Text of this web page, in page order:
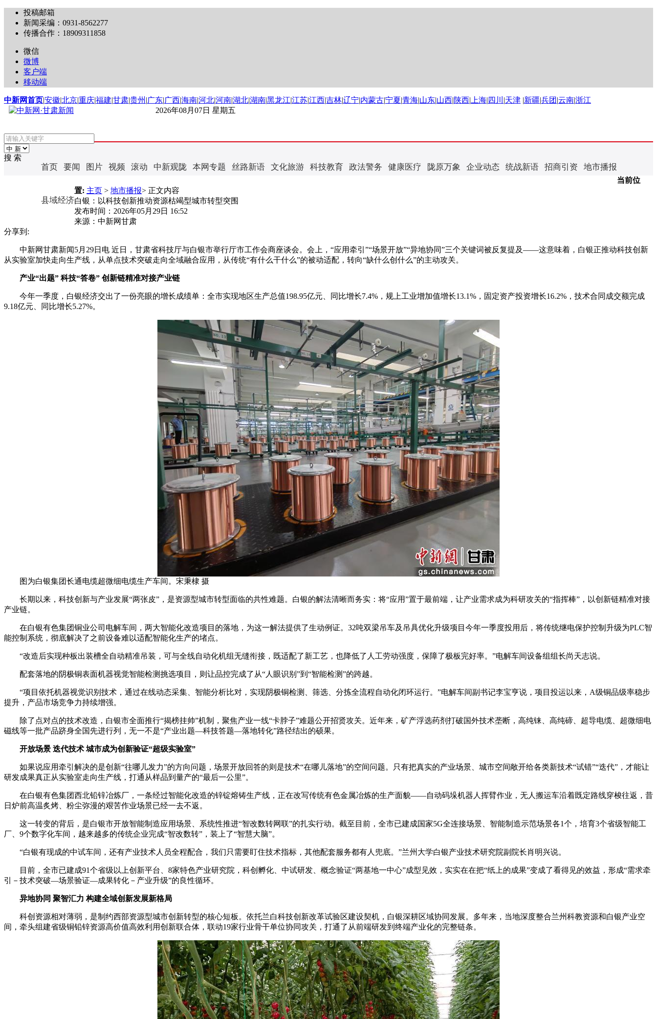
投稿邮箱
新闻采编：0931-8562277
传播合作：18909311858
微信
微博
客户端
移动端
中新网首页|安徽|北京|重庆|福建|甘肃|贵州 |广东|广西|海南|河北|河南|湖北|湖南|黑龙江|江苏|江西|吉林|辽宁|内蒙古|宁夏|青海|山东|山西|陕西| 上海| 四川 |天津 |新疆|兵团 |云南|浙江
2026年08月07日 星期五
搜 索
首页 要闻 图片 视频 滚动 中新观陇 本网专题 丝路新语 文化旅游 科技教育 政法警务 健康医疗 陇原万象 企业动态 统战新语 招商引资 地市播报
县域经济
当前位
置: 主页 > 地市播报> 正文内容
白银：以科技创新推动资源枯竭型城市转型突围
发布时间： 2026年05月29日 16:52
来源： 中新网甘肃
分享到:
中新网甘肃新闻5月29日电 近日，甘肃省科技厅与白银市举行厅市工作会商座谈会。会上，“应用牵引”“场景开放”“异地协同”三个关键词被反复提及——这意味着，白银正推动科技创新
从实验室加快走向生产线，从单点技术突破走向全域融合应用，从传统“有什么干什么”的被动适配，转向“缺什么创什么”的主动攻关。
产业“出题” 科技“答卷” 创新链精准对接产业链
今年一季度，白银经济交出了一份亮眼的增长成绩单：全市实现地区生产总值198.95亿元、同比增长7.4%，规上工业增加值增长13.1%，固定资产投资增长16.2%，技术合同成交额完成
9.18亿元、同比增长5.27%。
图为白银集团长通电缆超微细电缆生产车间。宋秉棣 摄
长期以来，科技创新与产业发展“两张皮”，是资源型城市转型面临的共性难题。白银的解法清晰而务实：将“应用”置于最前端，让产业需求成为科研攻关的“指挥棒”，以创新链精准对接
产业链。
在白银有色集团铜业公司电解车间，两大智能化改造项目的落地，为这一解法提供了生动例证。32吨双梁吊车及吊具优化升级项目今年一季度投用后，将传统继电保护控制升级为PLC智
能控制系统，彻底解决了之前设备难以适配智能化生产的堵点。
“改造后实现种板出装槽全自动精准吊装，可与全线自动化机组无缝衔接，既适配了新工艺，也降低了人工劳动强度，保障了极板完好率。”电解车间设备组组长尚天志说。
配套落地的阴极铜表面机器视觉智能检测挑选项目，则让品控完成了从“人眼识别”到“智能检测”的跨越。
“项目依托机器视觉识别技术，通过在线动态采集、智能分析比对，实现阴极铜检测、筛选、分拣全流程自动化闭环运行。”电解车间副书记李宝亨说，项目投运以来，A级铜品级率稳步
提升，产品市场竞争力持续增强。
除了点对点的技术改造，白银市全面推行“揭榜挂帅”机制，聚焦产业一线“卡脖子”难题公开招贤攻关。近年来，矿产浮选药剂打破国外技术垄断，高纯铼、高纯碲、超导电缆、超微细电
磁线等一批产品跻身全国先进行列，无一不是“产业出题—科技答题—落地转化”路径结出的硕果。
开放场景 迭代技术 城市成为创新验证“超级实验室”
如果说应用牵引解决的是创新“往哪儿发力”的方向问题，场景开放回答的则是技术“在哪儿落地”的空间问题。只有把真实的产业场景、城市空间敞开给各类新技术“试错”“迭代”，才能让
研发成果真正从实验室走向生产线，打通从样品到量产的“最后一公里”。
在白银有色集团西北铅锌冶炼厂，一条经过智能化改造的锌锭熔铸生产线，正在改写传统有色金属冶炼的生产面貌——自动码垛机器人挥臂作业，无人搬运车沿着既定路线穿梭往返，昔
日炉前高温炙烤、粉尘弥漫的艰苦作业场景已经一去不返。
这一转变的背后，是白银市开放智能制造应用场景、系统性推进“智改数转网联”的扎实行动。截至目前，全市已建成国家5G全连接场景、智能制造示范场景各1个，培育3个省级智能工
厂、9个数字化车间，越来越多的传统企业完成“智改数转”，装上了“智慧大脑”。
“白银有现成的中试车间，还有产业技术人员全程配合，我们只需要盯住技术指标，其他配套服务都有人兜底。”兰州大学白银产业技术研究院副院长肖明兴说。
目前，全市已建成91个省级以上创新平台、8家特色产业研究院，科创孵化、中试研发、概念验证“两基地一中心”成型见效，实实在在把“纸上的成果”变成了看得见的效益，形成“需求牵
引－技术突破—场景验证—成果转化－产业升级”的良性循环。
异地协同 聚智汇力 构建全域创新发展新格局
科创资源相对薄弱，是制约西部资源型城市创新转型的核心短板。依托兰白科技创新改革试验区建设契机，白银深耕区域协同发展。多年来，当地深度整合兰州科教资源和白银产业空
间，牵头组建省级铜铅锌资源高价值高效利用创新联合体，联动19家行业骨干单位协同攻关，打通了从前端研发到终端产业化的完整链条。